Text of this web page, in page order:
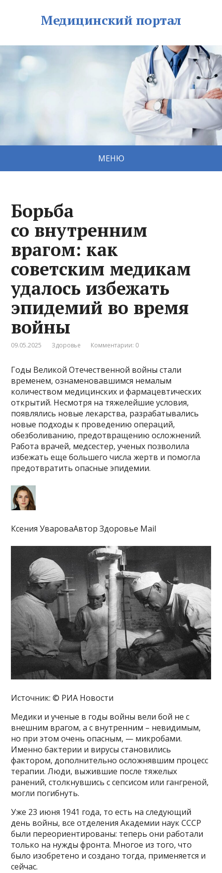
Медицинский портал
МЕНЮ
Борьба
со внутренним
врагом: как
советским медикам
удалось избежать
эпидемий во время
войны
09.05.2025 Здоровье Комментарии: 0
Годы Великой Отечественной войны стали
временем, ознаменовавшимся немалым
количеством медицинских и фармацевтических
открытий. Несмотря на тяжелейшие условия,
появлялись новые лекарства, разрабатывались
новые подходы к проведению операций,
обезболиванию, предотвращению осложнений.
Работа врачей, медсестер, ученых позволила
избежать еще большего числа жертв и помогла
предотвратить опасные эпидемии.
Ксения УвароваАвтор Здоровье Mail
Источник: © РИА Новости
Медики и ученые в годы войны вели бой не с
внешним врагом, а с внутренним – невидимым,
но при этом очень опасным, — микробами.
Именно бактерии и вирусы становились
фактором, дополнительно осложнявшим процесс
терапии. Люди, выжившие после тяжелых
ранений, столкнувшись с сепсисом или гангреной,
могли погибнуть.
Уже 23 июня 1941 года, то есть на следующий
день войны, все отделения Академии наук СССР
были переориентированы: теперь они работали
только на нужды фронта. Многое из того, что
было изобретено и создано тогда, применяется и
сейчас.